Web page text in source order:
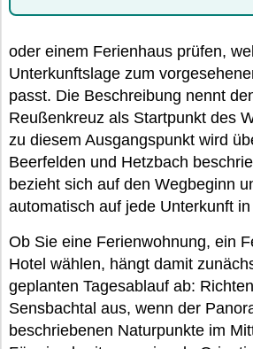
oder einem Ferienhaus prüfen,
Unterkunftslage zum
passt. Die Beschreibung nennt
Reußenkreuz als Startpunkt des
zu diesem Ausgangspunkt wird
Beerfelden und Hetzbach
bezieht sich auf den Wegbeginn
automatisch auf jede Unterkunft
Ob Sie eine Ferienwohnung, ein
Hotel wählen, hängt damit
geplanten Tagesablauf ab:
Sensbachtal aus, wenn der
beschriebenen Naturpunkte im